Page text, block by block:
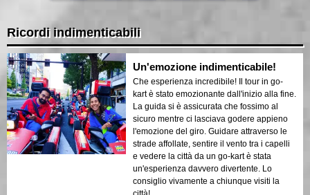
Ricordi indimenticabili
Un'emozione indimenticabile!
Che esperienza incredibile! Il tour in go-
kart è stato emozionante dall'inizio alla fine.
La guida si è assicurata che fossimo al
sicuro mentre ci lasciava godere appieno
l'emozione del giro. Guidare attraverso le
strade affollate, sentire il vento tra i capelli
e vedere la città da un go-kart è stata
un'esperienza davvero divertente. Lo
consiglio vivamente a chiunque visiti la